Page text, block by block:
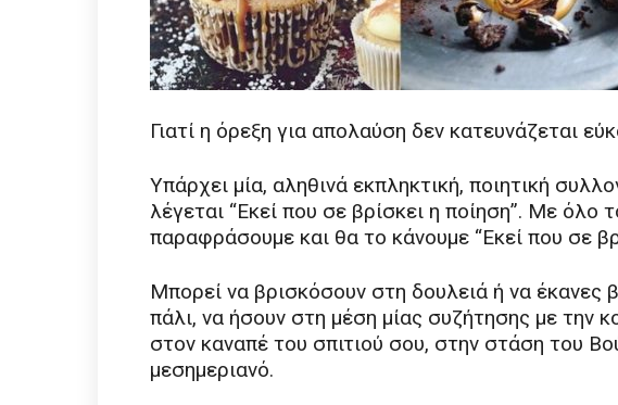
Γιατί η όρεξη για απολαύση δεν κατευνάζεται
Υπάρχει μία, αληθινά εκπληκτική, ποιητική
λέγεται “Εκεί που σε βρίσκει η ποίηση”. Με όλο
παραφράσουμε και θα το κάνουμε “Εκεί που σε
Μπορεί να βρισκόσουν στη δουλειά ή να έκανες
πάλι, να ήσουν στη μέση μίας συζήτησης με την
στον καναπέ του σπιτιού σου, στην στάση του
μεσημεριανό.